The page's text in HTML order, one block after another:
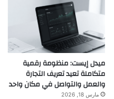
ميدل إيست: منظومة رقمية
متكاملة تعيد تعريف التجارة
والعمل والتواصل في مكان واحد
مارس 18, 2026